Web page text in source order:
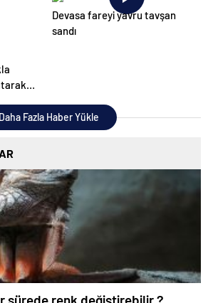
Devasa fareyi yavru tavşan
sandı
Daha Fazla Haber Yükle